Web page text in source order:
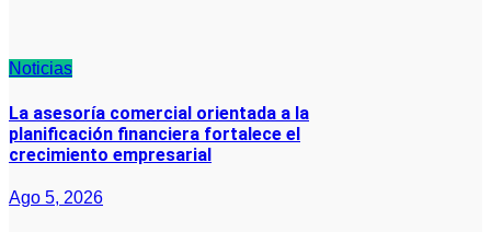
Noticias
La asesoría comercial orientada a la
planificación financiera fortalece el
crecimiento empresarial
Ago 5, 2026